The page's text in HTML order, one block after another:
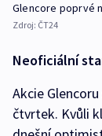
Glencore poprvé
Zdroj: ČT24
Neoficiální
Akcie
čtvrtek. Kvůli